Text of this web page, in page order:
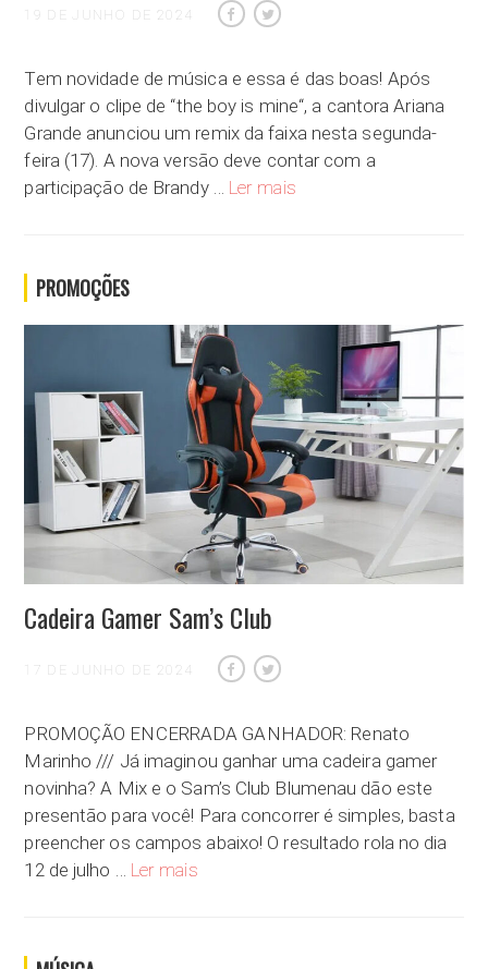
19 DE JUNHO DE 2024
Tem novidade de música e essa é das boas! Após
divulgar o clipe de “the boy is mine“, a cantora Ariana
Grande anunciou um remix da faixa nesta segunda-
feira (17). A nova versão deve contar com a
participação de Brandy … Ler mais
PROMOÇÕES
Cadeira Gamer Sam’s Club
17 DE JUNHO DE 2024
PROMOÇÃO ENCERRADA GANHADOR: Renato
Marinho /// Já imaginou ganhar uma cadeira gamer
novinha? A Mix e o Sam’s Club Blumenau dão este
presentão para você! Para concorrer é simples, basta
preencher os campos abaixo! O resultado rola no dia
12 de julho … Ler mais